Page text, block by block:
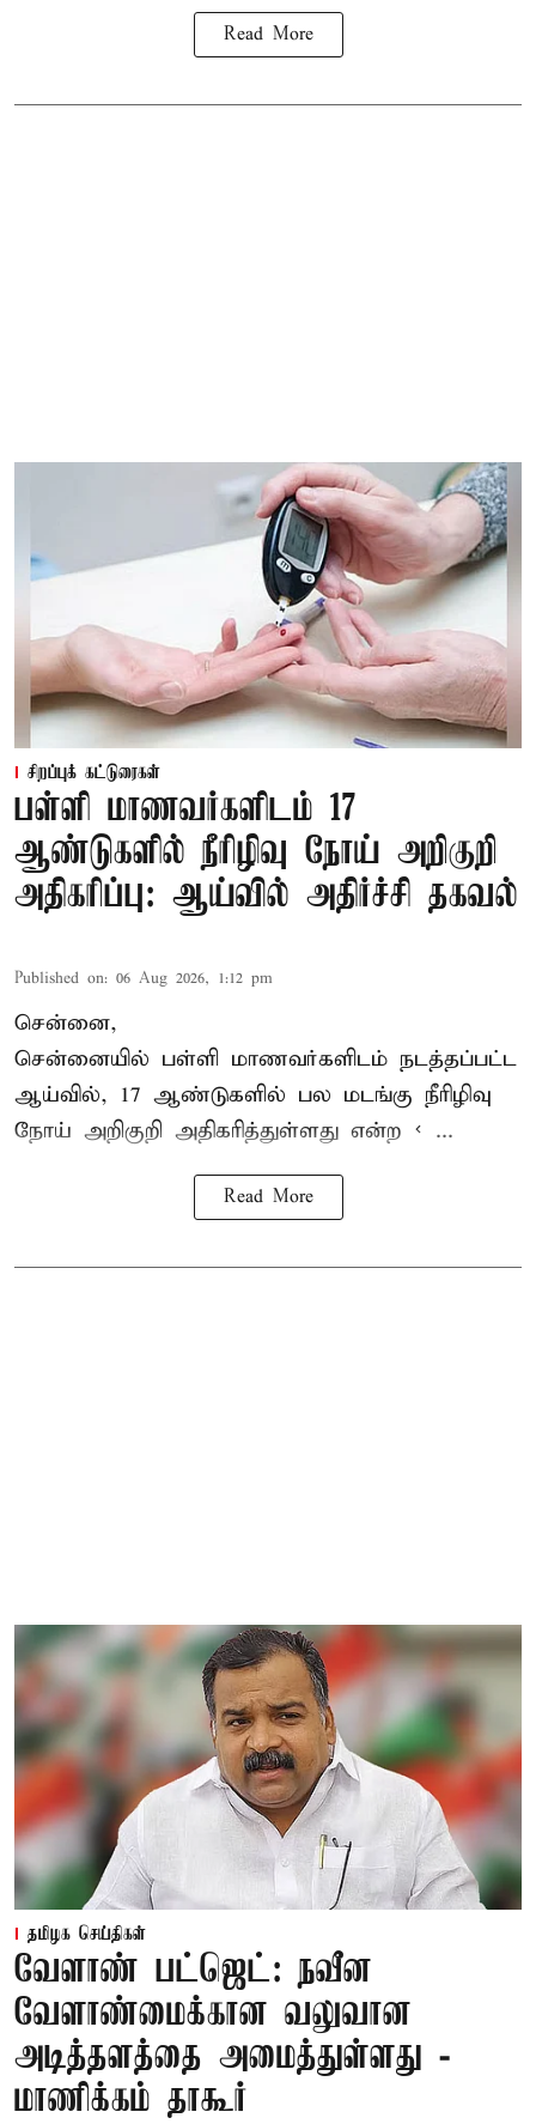
Read More
சிறப்புக் கட்டுரைகள்
பள்ளி மாணவர்களிடம் 17
ஆண்டுகளில் நீரிழிவு நோய் அறிகுறி
அதிகரிப்பு: ஆய்வில் அதிர்ச்சி தகவல்
Published on: 06 Aug 2026, 1:12 pm
சென்னை,
சென்னையில் பள்ளி மாணவர்களிடம் நடத்தப்பட்ட
ஆய்வில், 17 ஆண்டுகளில் பல மடங்கு நீரிழிவு
நோய் அறிகுறி அதிகரித்துள்ளது என்ற < ...
Read More
தமிழக செய்திகள்
வேளாண் பட்ஜெட்: நவீன
வேளாண்மைக்கான வலுவான
அடித்தளத்தை அமைத்துள்ளது -
மாணிக்கம் தாகூர்